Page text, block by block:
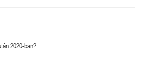
2020-ban?